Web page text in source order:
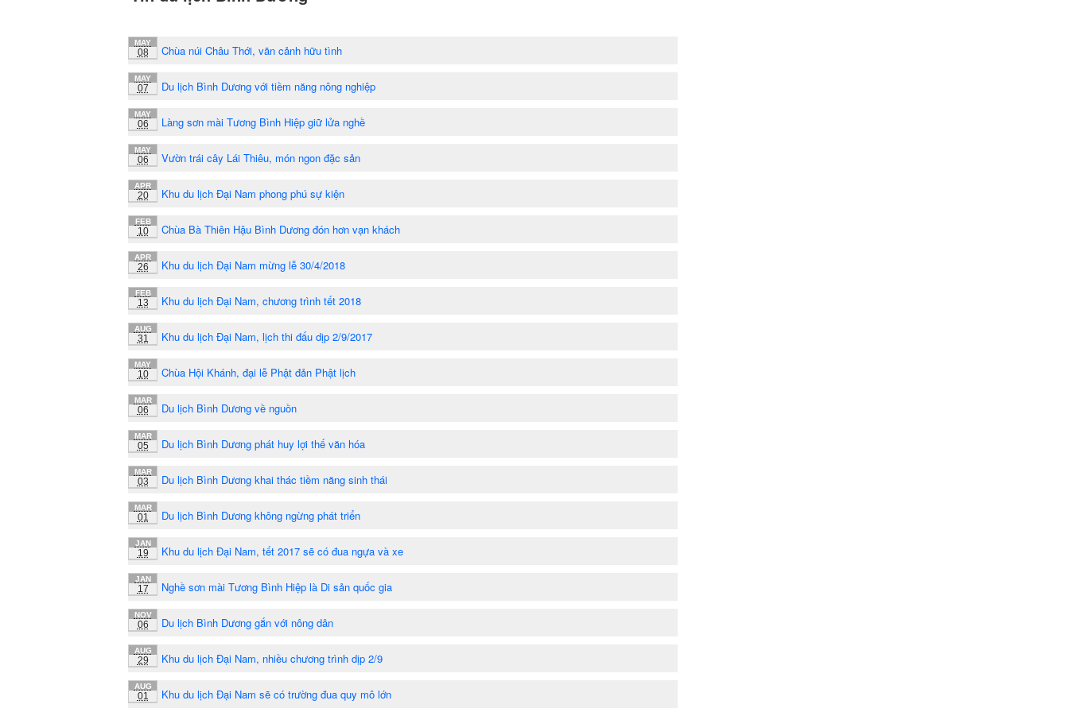
MAY
08 Chùa núi Châu Thới, vãn cảnh hữu tình
MAY
07 Du lịch Bình Dương với tiềm năng nông nghiệp
MAY
06 Làng sơn mài Tương Bình Hiệp giữ lửa nghề
MAY
06 Vườn trái cây Lái Thiêu, món ngon đặc sản
APR
20 Khu du lịch Đại Nam phong phú sự kiện
FEB
10 Chùa Bà Thiên Hậu Bình Dương đón hơn vạn khách
APR
26 Khu du lịch Đại Nam mừng lễ 30/4/2018
FEB
13 Khu du lịch Đại Nam, chương trình tết 2018
AUG
31 Khu du lịch Đại Nam, lịch thi đấu dịp 2/9/2017
MAY
10 Chùa Hội Khánh, đại lễ Phật đản Phật lịch
MAR
06 Du lịch Bình Dương về nguồn
MAR
05 Du lịch Bình Dương phát huy lợi thế văn hóa
MAR
03 Du lịch Bình Dương khai thác tiềm năng sinh thái
MAR
01 Du lịch Bình Dương không ngừng phát triển
JAN
19 Khu du lịch Đại Nam, tết 2017 sẽ có đua ngựa và xe
JAN
17 Nghề sơn mài Tương Bình Hiệp là Di sản quốc gia
NOV
06 Du lịch Bình Dương gắn với nông dân
AUG
29 Khu du lịch Đại Nam, nhiều chương trình dịp 2/9
AUG
01 Khu du lịch Đại Nam sẽ có trường đua quy mô lớn